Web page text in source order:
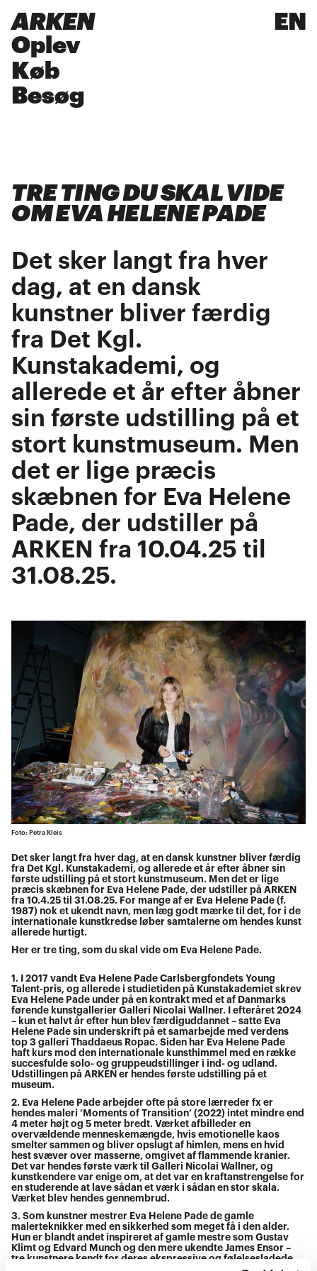
ARKEN
EN
Oplev
Køb
Besøg
TRE TING DU SKAL VIDE
OM EVA HELENE PADE
Det sker langt fra hver
dag, at en dansk
kunstner bliver færdig
fra Det Kgl.
Kunstakademi, og
allerede et år efter åbner
sin første udstilling på et
stort kunstmuseum. Men
det er lige præcis
skæbnen for Eva Helene
Pade, der udstiller på
ARKEN fra 10.04.25 til
31.08.25.
Foto: Petra Kleis
Det sker langt fra hver dag, at en dansk kunstner bliver færdig
fra Det Kgl. Kunstakademi, og allerede et år efter åbner sin
første udstilling på et stort kunstmuseum. Men det er lige
præcis skæbnen for Eva Helene Pade, der udstiller på ARKEN
fra 10.4.25 til 31.08.25. For mange af er Eva Helene Pade (f.
1987) nok et ukendt navn, men læg godt mærke til det, for i de
internationale kunstkredse løber samtalerne om hendes kunst
allerede hurtigt.
Her er tre ting, som du skal vide om Eva Helene Pade.
1. I 2017 vandt Eva Helene Pade Carlsbergfondets Young
Talent-pris, og allerede i studietiden på Kunstakademiet skrev
Eva Helene Pade under på en kontrakt med et af Danmarks
førende kunstgallerier Galleri Nicolai Wallner. I efteråret 2024
– kun et halvt år efter hun blev færdiguddannet – satte Eva
Helene Pade sin underskrift på et samarbejde med verdens
top 3 galleri Thaddaeus Ropac. Siden har Eva Helene Pade
haft kurs mod den internationale kunsthimmel med en række
succesfulde solo- og gruppeudstillinger i ind- og udland.
Udstillingen på ARKEN er hendes første udstilling på et
museum.
2. Eva Helene Pade arbejder ofte på store lærreder fx er
hendes maleri ’Moments of Transition’ (2022) intet mindre end
4 meter højt og 5 meter bredt. Værket afbilleder en
overvældende menneskemængde, hvis emotionelle kaos
smelter sammen og bliver opslugt af himlen, mens en hvid
hest svæver over masserne, omgivet af flammende kranier.
Det var hendes første værk til Galleri Nicolai Wallner, og
kunstkendere var enige om, at det var en kraftanstrengelse for
en studerende at lave sådan et værk i sådan en stor skala.
Værket blev hendes gennembrud.
3. Som kunstner mestrer Eva Helene Pade de gamle
malerteknikker med en sikkerhed som meget få i den alder.
Hun er blandt andet inspireret af gamle mestre som Gustav
Klimt og Edvard Munch og den mere ukendte James Ensor –
tre kunstnere kendt for deres ekspressive og følelsesladede
værker. Hun finder også inspiration i det dystre Skandinavien,